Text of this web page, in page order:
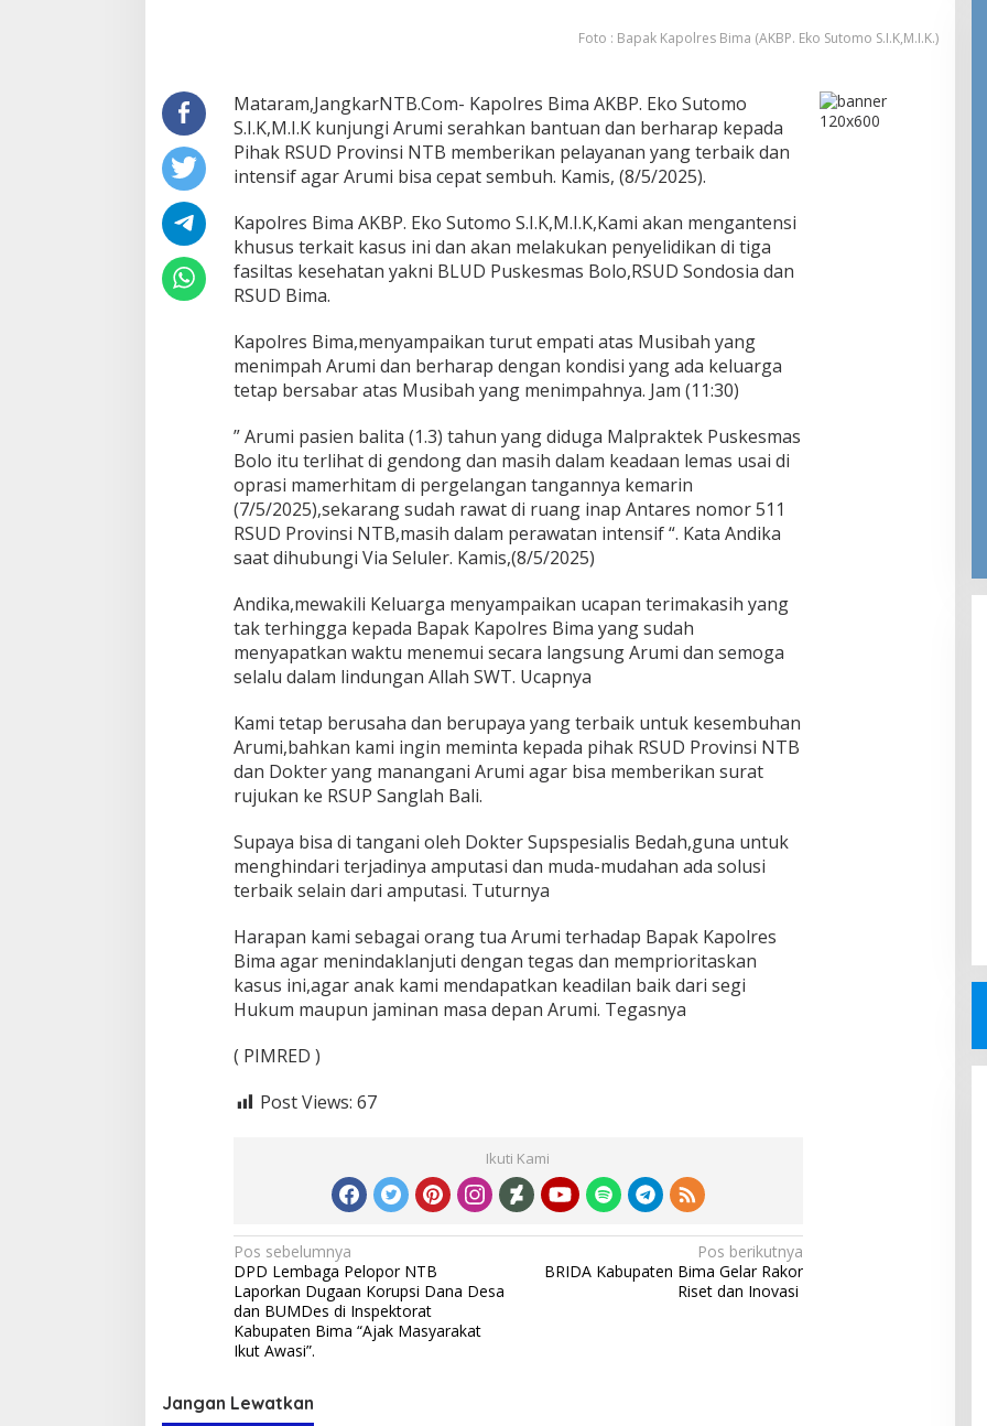
Foto : Bapak Kapolres Bima (AKBP. Eko Sutomo S.I.K,M.I.K.)
Mataram,JangkarNTB.Com- Kapolres Bima AKBP. Eko Sutomo
S.I.K,M.I.K kunjungi Arumi serahkan bantuan dan berharap kepada
Pihak RSUD Provinsi NTB memberikan pelayanan yang terbaik dan
intensif agar Arumi bisa cepat sembuh. Kamis, (8/5/2025).
Kapolres Bima AKBP. Eko Sutomo S.I.K,M.I.K,Kami akan mengantensi
khusus terkait kasus ini dan akan melakukan penyelidikan di tiga
fasiltas kesehatan yakni BLUD Puskesmas Bolo,RSUD Sondosia dan
RSUD Bima.
Kapolres Bima,menyampaikan turut empati atas Musibah yang
menimpah Arumi dan berharap dengan kondisi yang ada keluarga
tetap bersabar atas Musibah yang menimpahnya. Jam (11:30)
” Arumi pasien balita (1.3) tahun yang diduga Malpraktek Puskesmas
Bolo itu terlihat di gendong dan masih dalam keadaan lemas usai di
oprasi mamerhitam di pergelangan tangannya kemarin
(7/5/2025),sekarang sudah rawat di ruang inap Antares nomor 511
RSUD Provinsi NTB,masih dalam perawatan intensif “. Kata Andika
saat dihubungi Via Seluler. Kamis,(8/5/2025)
Andika,mewakili Keluarga menyampaikan ucapan terimakasih yang
tak terhingga kepada Bapak Kapolres Bima yang sudah
menyapatkan waktu menemui secara langsung Arumi dan semoga
selalu dalam lindungan Allah SWT. Ucapnya
Kami tetap berusaha dan berupaya yang terbaik untuk kesembuhan
Arumi,bahkan kami ingin meminta kepada pihak RSUD Provinsi NTB
dan Dokter yang manangani Arumi agar bisa memberikan surat
rujukan ke RSUP Sanglah Bali.
Supaya bisa di tangani oleh Dokter Supspesialis Bedah,guna untuk
menghindari terjadinya amputasi dan muda-mudahan ada solusi
terbaik selain dari amputasi. Tuturnya
Harapan kami sebagai orang tua Arumi terhadap Bapak Kapolres
Bima agar menindaklanjuti dengan tegas dan memprioritaskan
kasus ini,agar anak kami mendapatkan keadilan baik dari segi
Hukum maupun jaminan masa depan Arumi. Tegasnya
( PIMRED )
Post Views: 67
Ikuti Kami
Navigasi
pos
Pos sebelumnya
DPD Lembaga Pelopor NTB
Laporkan Dugaan Korupsi Dana Desa
dan BUMDes di Inspektorat
Kabupaten Bima “Ajak Masyarakat
Ikut Awasi”.
Pos berikutnya
BRIDA Kabupaten Bima Gelar Rakor
Riset dan Inovasi
Jangan Lewatkan